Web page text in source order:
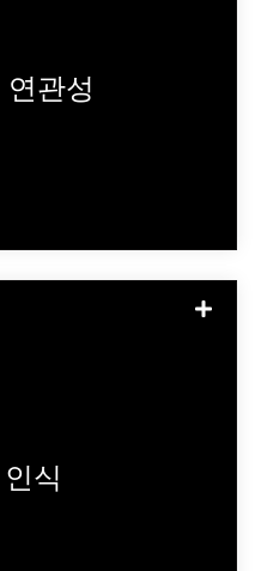
연관성
으로 대표하고 브
기 위해서는 브랜
식
한 콘텐츠 공유에
자가 필요하며, 이
루언서는 브랜드가